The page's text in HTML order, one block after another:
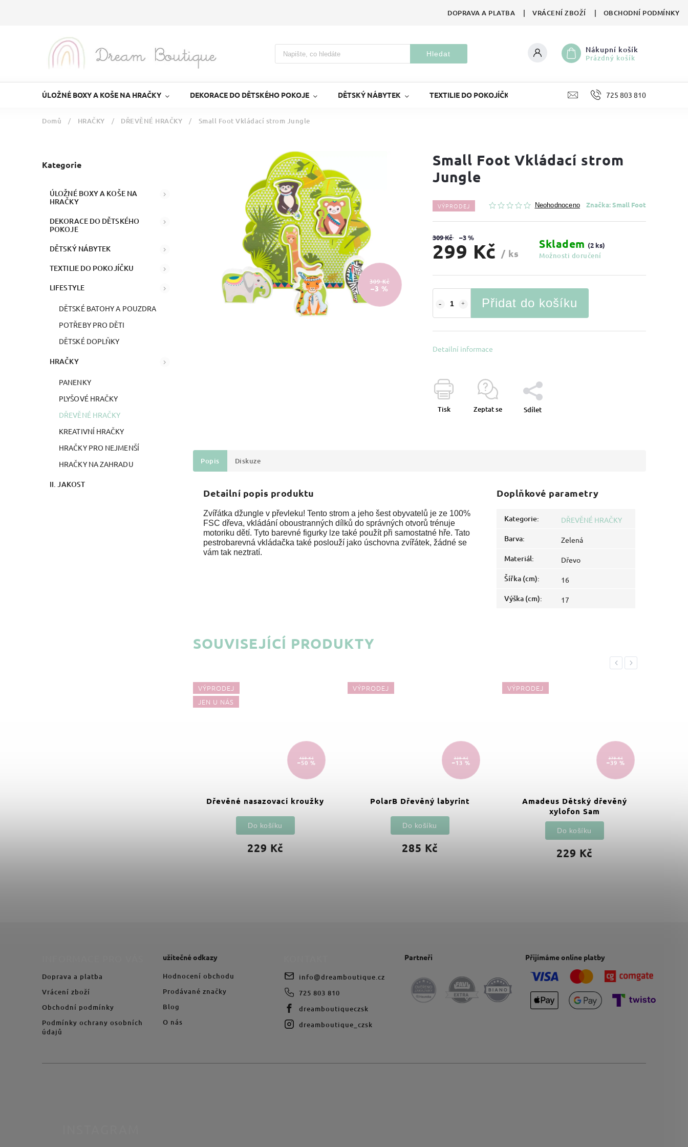
DOPRAVA A PLATBA VRÁCENÍ ZBOŽÍ OBCHODNÍ PODMÍNKY
Hledat Nákupní košík
Prázdný košík
ÚLOŽNÉ BOXY A KOŠE NA HRAČKY DEKORACE DO DĚTSKÉHO POKOJE DĚTSKÝ NÁBYTEK TEXTILIE DO POKOJÍČKU LIFESTYLE HRAČKY
725 803 810
Domů / HRAČKY / DŘEVĚNÉ HRAČKY / Small Foot Vkládací strom Jungle
Kategorie
ÚLOŽNÉ BOXY A KOŠE NA
HRAČKY
DEKORACE DO DĚTSKÉHO
POKOJE
DĚTSKÝ NÁBYTEK
TEXTILIE DO POKOJÍČKU
LIFESTYLE
DĚTSKÉ BATOHY A POUZDRA
POTŘEBY PRO DĚTI
DĚTSKÉ DOPLŇKY
HRAČKY
PANENKY
PLYŠOVÉ HRAČKY
DŘEVĚNÉ HRAČKY
KREATIVNÍ HRAČKY
HRAČKY PRO NEJMENŠÍ
HRAČKY NA ZAHRADU
II. JAKOST
309 Kč
–3 %
Small Foot Vkládací strom
Jungle
VÝPRODEJ Neohodnoceno Značka:Small Foot
309 Kč –3 %
299 Kč / ks
Skladem (2 ks)
Možnosti doručení
Přidat do košíku
Detailní informace
Tisk Zeptat se Sdílet
Popis Diskuze
Detailní popis produktu
Zvířátka džungle v převleku! Tento strom a jeho šest obyvatelů je ze 100%
FSC dřeva, vkládání oboustranných dílků do správných otvorů trénuje
motoriku dětí. Tyto barevné figurky lze také použít při samostatné hře. Tato
pestrobarevná vkládačka také poslouží jako úschovna zvířátek, žádné se
vám tak neztratí.
Doplňkové parametry
Kategorie: DŘEVĚNÉ HRAČKY
Barva: Zelená
Materiál: Dřevo
Šířka (cm): 16
Výška (cm): 17
SOUVISEJÍCÍ PRODUKTY
Previous
VÝPRODEJ
JEN U NÁS
459 Kč
–50 %
Dřevěné nasazovací kroužky
229 Kč
Do košíku
VÝPRODEJ
329 Kč
–13 %
PolarB Dřevěný labyrint
285 Kč
Do košíku
VÝPRODEJ
379 Kč
–39 %
Amadeus Dětský dřevěný
xylofon Sam
229 Kč
Do košíku
Next
Doprava a platba
Vrácení zboží
Obchodní podmínky
Podmínky ochrany osobních
údajů
užitečné odkazy
Hodnocení obchodu
Prodávané značky
Blog
O nás
info@dreamboutique.cz
725 803 810
dreamboutiqueczsk
dreamboutique_czsk
Partneři Přijímáme online platby